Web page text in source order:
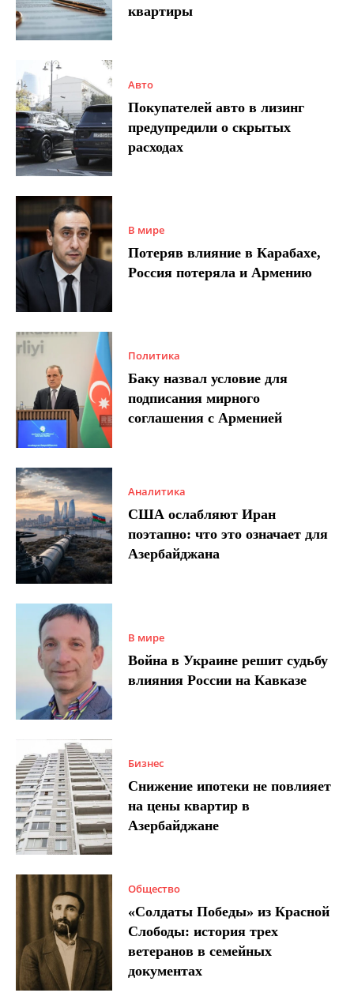
квартиры
Авто
Покупателей авто в лизинг
предупредили о скрытых
расходах
В мире
Потеряв влияние в Карабахе,
Россия потеряла и Армению
Политика
Баку назвал условие для
подписания мирного
соглашения с Арменией
Аналитика
США ослабляют Иран
поэтапно: что это означает для
Азербайджана
В мире
Война в Украине решит судьбу
влияния России на Кавказе
Бизнес
Снижение ипотеки не повлияет
на цены квартир в
Азербайджане
Общество
«Солдаты Победы» из Красной
Слободы: история трех
ветеранов в семейных
документах